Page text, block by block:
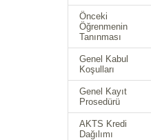
Önceki
Öğrenmenin
Tanınması
Genel Kabul
Koşulları
Genel Kayıt
Prosedürü
AKTS Kredi
Dağılımı